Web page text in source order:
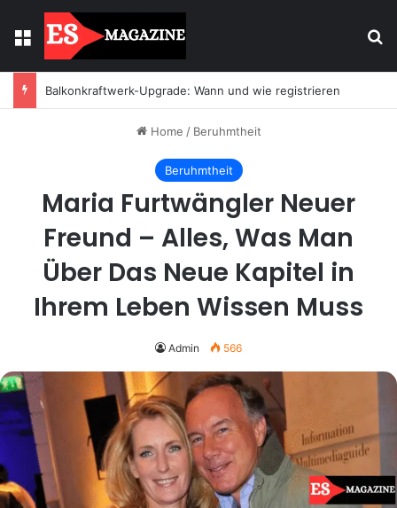
Menu
Balkonkraftwerk-Upgrade: Wann und wie registrieren
Home / Beruhmtheit
Beruhmtheit
Maria Furtwängler Neuer
Freund – Alles, Was Man
Über Das Neue Kapitel in
Ihrem Leben Wissen Muss
Admin 566